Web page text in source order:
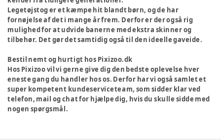
Legetøjstog er et kæmpe hit blandt børn, og de har
fornøjelse af det i mange år frem. Derfor er der også rig
mulighed for at udvide banerne med ekstra skinner og
tilbehør. Det gør det samtidig også til den ideelle gaveide.
Bestil nemt og hurtigt hos Pixizoo.dk
Hos Pixizoo vil vi gerne give dig den bedste oplevelse hver
eneste gang du handler hos os. Derfor har vi også samlet et
super kompetent kundeserviceteam, som sidder klar ved
telefon, mail og chat for hjælpe dig, hvis du skulle sidde med
nogen spørgsmål.